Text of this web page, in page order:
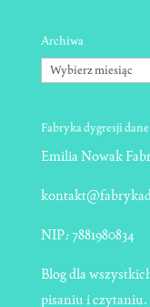
Archiwa
Archiwa
Fabryka dygresji
Emilia Nowak
NIP:7881980834
Blog dla
pisaniu i czytaniu.